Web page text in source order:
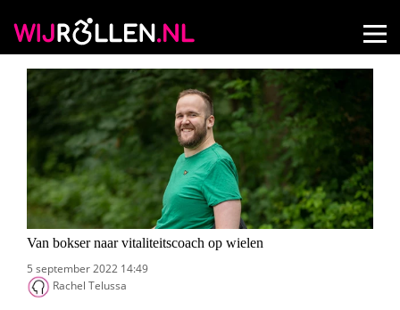
Van bokser naar vitaliteitscoach op wielen
5 september 2022 14:49
Rachel Telussa